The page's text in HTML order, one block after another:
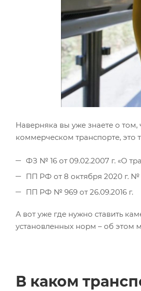
Наверняка вы уже знаете о том,
коммерческом транспорте, это
ФЗ № 16 от 09.02.2007 г. «О
ПП РФ от 8 октября 2020 г. №
ПП РФ № 969 от 26.09.2016 г.
А вот уже где нужно ставить
установленных норм – об этом
В каком